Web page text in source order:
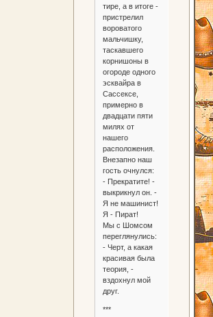
тире, а в итоге -
пристрелил
вороватого
мальчишку,
таскавшего
корнишоны в
огороде одного
эсквайра в
Сассексе,
примерно в
двадцати пяти
милях от
нашего
расположения.
Внезапно наш
гость очнулся:
- Прекратите! -
выкрикнул он. -
Я не машинист!
Я - Пират!
Мы с Шомсом
переглянулись:
- Черт, а какая
красивая была
теория, -
вздохнул мой
друг.
***